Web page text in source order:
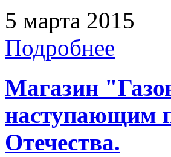
5 марта 2015
Подробнее
Магазин
наступающим
Отечества.